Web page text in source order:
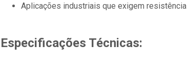
Aplicações industriais que exigem resistência
Especificações Técnicas: